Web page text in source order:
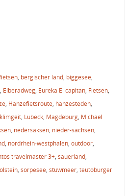
, bergischer land, biggesee,
, Elberadweg, Eureka El capitan, Fietsen,
, Hanzefietsroute, hanzesteden,
klimgeit, Lubeck, Magdeburg, Michael
, nedersaksen, nieder-sachsen,
, nordrhein-westphalen, outdoor,
travelmaster 3+, sauerland,
, sorpesee, stuwmeer, teutoburger